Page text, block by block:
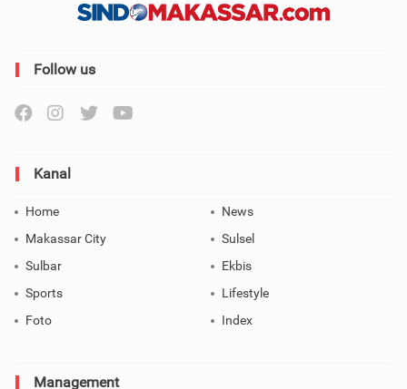
Follow us
Kanal
Home
News
Makassar City
Sulsel
Sulbar
Ekbis
Sports
Lifestyle
Foto
Index
Management